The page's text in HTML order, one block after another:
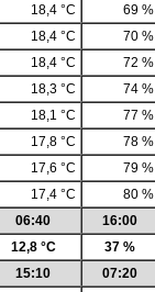
18,4 °C
69 %
18,4 °C
70 %
18,4 °C
72 %
18,3 °C
74 %
18,1 °C
77 %
17,8 °C
78 %
17,6 °C
79 %
17,4 °C
80 %
06:40
16:00
12,8 °C
37 %
15:10 07:20